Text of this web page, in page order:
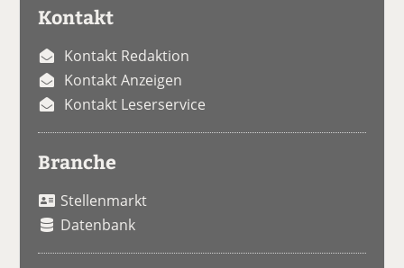
Kontakt
Kontakt Redaktion
Kontakt Anzeigen
Kontakt Leserservice
Branche
Stellenmarkt
Datenbank